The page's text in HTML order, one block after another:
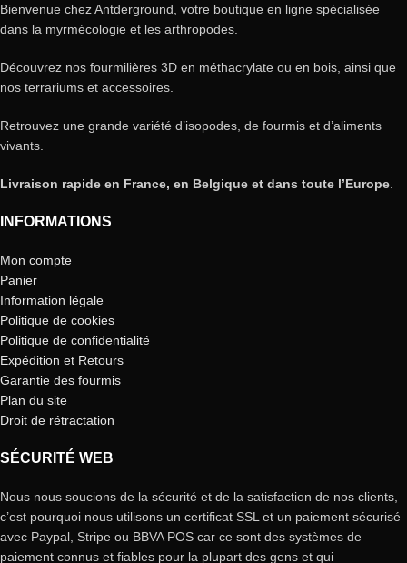
Bienvenue chez Antderground, votre boutique en ligne spécialisée
dans la myrmécologie et les arthropodes.
Découvrez nos fourmilières 3D en méthacrylate ou en bois, ainsi que
nos terrariums et accessoires.
Retrouvez une grande variété d’isopodes, de fourmis et d’aliments
vivants.
Livraison rapide en France, en Belgique et dans toute l’Europe
INFORMATIONS
Mon compte
Panier
Information légale
Politique de cookies
Politique de confidentialité
Expédition et Retours
Garantie des fourmis
Plan du site
Droit de rétractation
SÉCURITÉ WEB
Nous nous soucions de la sécurité et de la satisfaction de nos clients,
c’est pourquoi nous utilisons un certificat SSL et un paiement sécurisé
avec Paypal, Stripe ou BBVA POS car ce sont des systèmes de
paiement connus et fiables pour la plupart des gens et qui